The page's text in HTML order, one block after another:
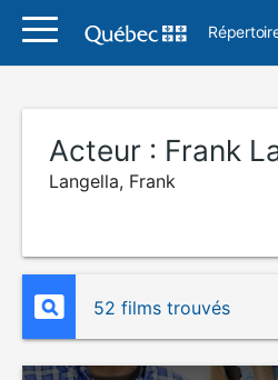
Acteur : Frank
Langella, Frank
52 films trouvés